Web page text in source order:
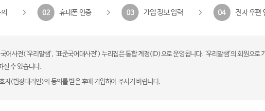
02 휴대폰 인증 03 가입 정보 입력 04 전자 우편
어사전(‘우리말샘’, ‘표준국어대사전’) 누리집은 통합 계정(ID)으로 운영됩니다. ‘우리말샘’의 회원으
실 수 있습니다.
자(법정대리인)의 동의를 받은 후에 가입하여 주시기 바랍니다.